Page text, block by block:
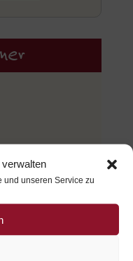
und unseren Service zu